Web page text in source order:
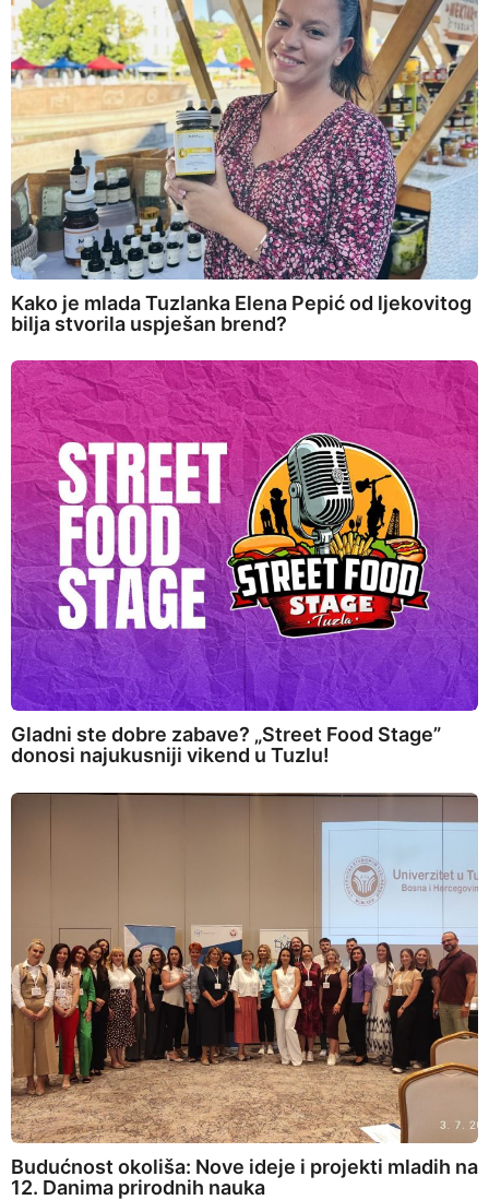
Kako je mlada Tuzlanka Elena Pepić od ljekovitog
bilja stvorila uspješan brend?
Gladni ste dobre zabave? „Street Food Stage”
donosi najukusniji vikend u Tuzlu!
Budućnost okoliša: Nove ideje i projekti mladih na
12. Danima prirodnih nauka